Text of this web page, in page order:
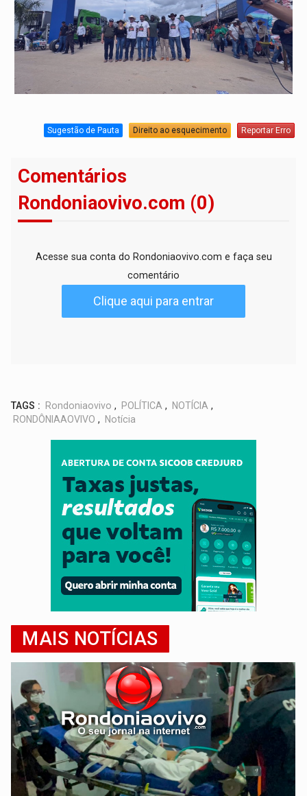
Sugestão de Pauta Direito ao esquecimento Reportar Erro
Comentários
Rondoniaovivo.com (0)
Acesse sua conta do Rondoniaovivo.com e faça seu
comentário
Clique aqui para entrar
TAGS : Rondoniaovivo , POLÍTICA , NOTÍCIA ,
RONDÔNIAAOVIVO , Notícia
MAIS NOTÍCIAS